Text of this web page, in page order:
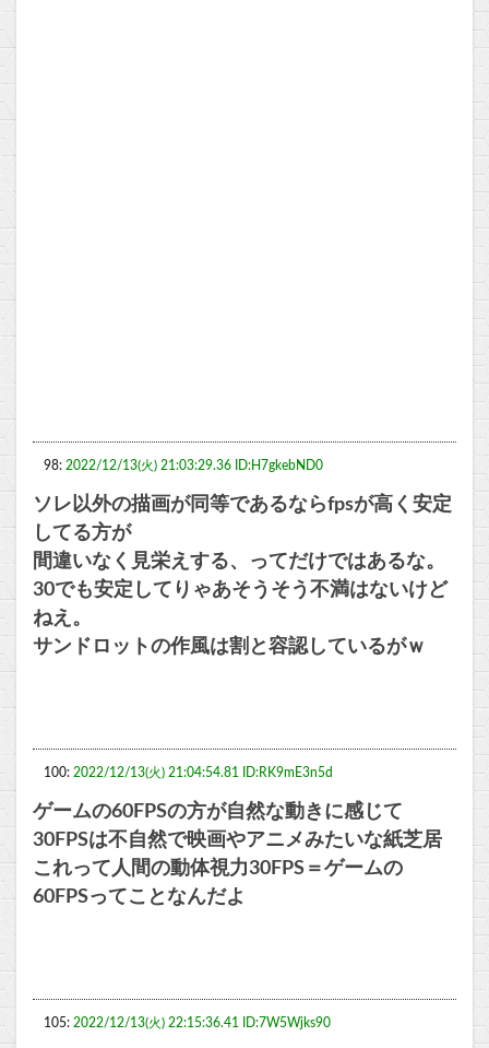
98: 2022/12/13(火) 21:03:29.36 ID:H7gkebND0
ソレ以外の描画が同等であるならfpsが高く安定
してる方が
間違いなく見栄えする、ってだけではあるな。
30でも安定してりゃあそうそう不満はないけど
ねえ。
サンドロットの作風は割と容認しているがｗ
100: 2022/12/13(火) 21:04:54.81 ID:RK9mE3n5d
ゲームの60FPSの方が自然な動きに感じて
30FPSは不自然で映画やアニメみたいな紙芝居
これって人間の動体視力30FPS＝ゲームの
60FPSってことなんだよ
105: 2022/12/13(火) 22:15:36.41 ID:7W5Wjks90